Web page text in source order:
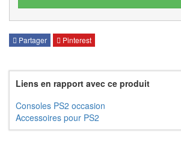
Partager Pinterest
Liens en rapport avec ce produit
Consoles PS2 occasion
Accessoires pour PS2